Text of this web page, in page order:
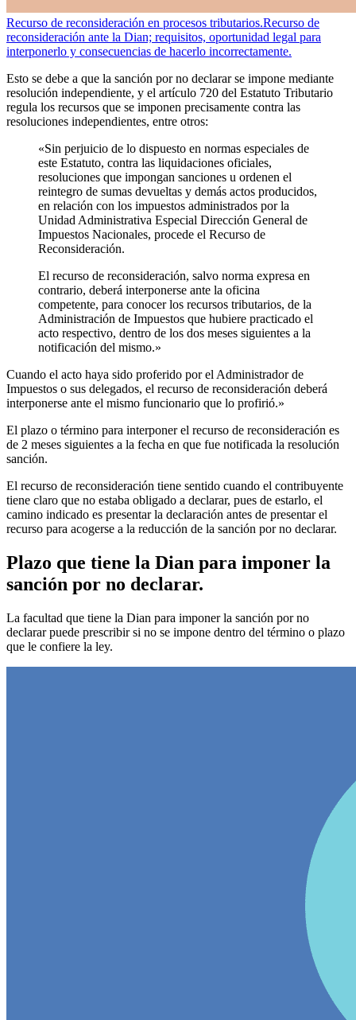
Recurso de reconsideración en procesos tributarios.Recurso de
reconsideración ante la Dian; requisitos, oportunidad legal para
interponerlo y consecuencias de hacerlo incorrectamente.
Esto se debe a que la sanción por no declarar se impone mediante
resolución independiente, y el artículo 720 del Estatuto Tributario
regula los recursos que se imponen precisamente contra las
resoluciones independientes, entre otros:
«Sin perjuicio de lo dispuesto en normas especiales de
este Estatuto, contra las liquidaciones oficiales,
resoluciones que impongan sanciones u ordenen el
reintegro de sumas devueltas y demás actos producidos,
en relación con los impuestos administrados por la
Unidad Administrativa Especial Dirección General de
Impuestos Nacionales, procede el Recurso de
Reconsideración.
El recurso de reconsideración, salvo norma expresa en
contrario, deberá interponerse ante la oficina
competente, para conocer los recursos tributarios, de la
Administración de Impuestos que hubiere practicado el
acto respectivo, dentro de los dos meses siguientes a la
notificación del mismo.»
Cuando el acto haya sido proferido por el Administrador de
Impuestos o sus delegados, el recurso de reconsideración deberá
interponerse ante el mismo funcionario que lo profirió.»
El plazo o término para interponer el recurso de reconsideración es
de 2 meses siguientes a la fecha en que fue notificada la resolución
sanción.
El recurso de reconsideración tiene sentido cuando el contribuyente
tiene claro que no estaba obligado a declarar, pues de estarlo, el
camino indicado es presentar la declaración antes de presentar el
recurso para acogerse a la reducción de la sanción por no declarar.
Plazo que tiene la Dian para imponer la
sanción por no declarar.
La facultad que tiene la Dian para imponer la sanción por no
declarar puede prescribir si no se impone dentro del término o plazo
que le confiere la ley.